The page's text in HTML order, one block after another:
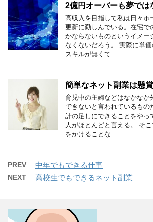
2億円オーバーも夢では
高収入を目指して私は日々ホ
更新に勤しんでいる。在宅で
かならないものというイメー
なくないだろう。 実際に単価
スキルが無くて …
簡単なネット副業は懸
育児中の主婦などはなかなか
できないと言われているもの
計の足しにできることをやっ
人がほとんどと言える。 そ
をかけることな …
PREV 中年でもできる仕事
NEXT 高校生でもできるネット副業